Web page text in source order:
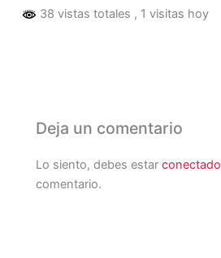
38 vistas totales , 1 visitas hoy
Deja un comentario
Lo siento, debes estarconectado
comentario.